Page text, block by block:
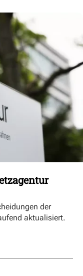
der
aktualisiert.